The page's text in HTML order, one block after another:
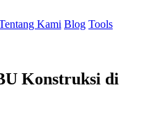
Kami Blog Tools
Konstruksi di